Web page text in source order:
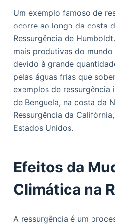
Um exemplo famoso de
ocorre ao longo da costa
Ressurgência de
mais produtivas do
devido à grande
pelas águas frias que
exemplos de ressurgência
de Benguela, na costa da
Ressurgência da
Estados Unidos.
Efeitos da
Climática na
A ressurgência é um